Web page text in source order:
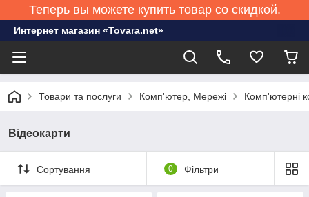
Теперь вы можете купить товар со скидкой.
Интернет магазин «Tovara.net»
Товари та послуги Комп'ютер, Мережі Комп'ютерні
Відеокарти
Сортування 0 Фільтри